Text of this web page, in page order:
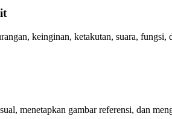
keinginan, ketakutan, suara,
menetapkan gambar referensi, dan